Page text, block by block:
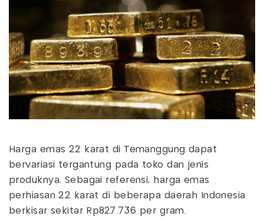
Harga emas 22 karat di Temanggung dapat
bervariasi tergantung pada toko dan jenis
produknya. Sebagai referensi, harga emas
perhiasan 22 karat di beberapa daerah Indonesia
berkisar sekitar Rp827.736 per gram.